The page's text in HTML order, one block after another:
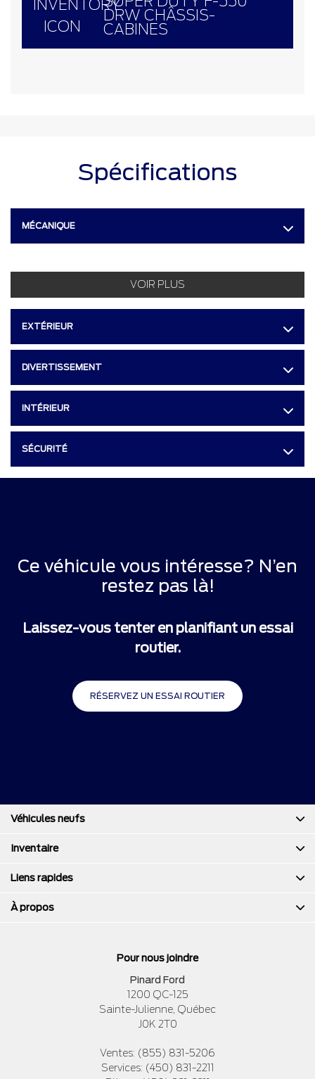
Spécifications
MÉCANIQUE
VOIR PLUS
EXTÉRIEUR
DIVERTISSEMENT
INTÉRIEUR
SÉCURITÉ
DRW CHÂSSIS-
CABINES
Ce véhicule vous intéresse? N’en
restez pas là!
Laissez-vous tenter en planifiant un essai
routier.
RÉSERVEZ UN ESSAI ROUTIER
Pour nous joindre
Pinard Ford
1200 QC-125
Sainte-Julienne Québec
J0K 2T0
Ventes: (855) 831-5206
Services: (450) 831-2211
Véhicules neufs
Inventaire
Liens rapides
À propos